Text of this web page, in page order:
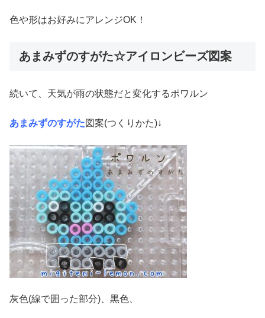
色や形はお好みにアレンジOK！
あまみずのすがた☆アイロンビーズ図案
続いて、天気が雨の状態だと変化するポワルン
あまみずのすがた図案(つくりかた)↓
灰色(線で囲った部分)、黒色、